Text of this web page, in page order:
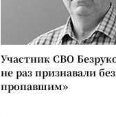
Участник СВО
не раз признавали
пропавшим»